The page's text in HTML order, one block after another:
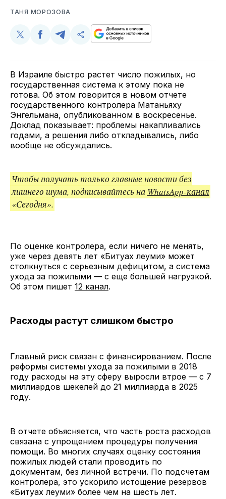
ТАНЯ МОРОЗОВА
Поделиться
Twitter
Поделиться
Facebook
Поделиться
Telegram
Скопируйте
поделитесь
В Израиле быстро растет число пожилых, но
государственная система к этому пока не
готова. Об этом говорится в новом отчете
государственного контролера Матаньяху
Энгельмана, опубликованном в воскресенье.
Доклад показывает: проблемы накапливались
годами, а решения либо откладывались, либо
вообще не обсуждались.
Чтобы получать только главные новости без
лишнего шума, подписывайтесь на WhatsApp-канал
«Сегодня».
По оценке контролера, если ничего не менять,
уже через девять лет «Битуах леуми» может
столкнуться с серьезным дефицитом, а система
ухода за пожилыми — с еще большей нагрузкой.
Об этом пишет 12 канал.
Расходы растут слишком быстро
Главный риск связан с финансированием. После
реформы системы ухода за пожилыми в 2018
году расходы на эту сферу выросли втрое — с 7
миллиардов шекелей до 21 миллиарда в 2025
году.
В отчете объясняется, что часть роста расходов
связана с упрощением процедуры получения
помощи. Во многих случаях оценку состояния
пожилых людей стали проводить по
документам, без личной встречи. По подсчетам
контролера, это ускорило истощение резервов
«Битуах леуми» более чем на шесть лет.